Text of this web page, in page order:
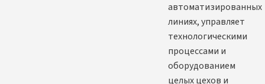
автоматизированных
линиях, управляет
технологическими
процессами и
оборудованием
целых цехов и